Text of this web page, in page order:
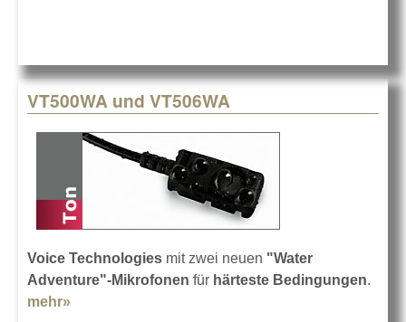
VT500WA und VT506WA
Voice Technologies mit zwei neuen "Water
Adventure"-Mikrofonen für härteste Bedingungen.
mehr»